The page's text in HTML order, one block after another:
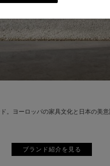
ド。ヨーロッパの家具文化と日本の
ブランド紹介を見る